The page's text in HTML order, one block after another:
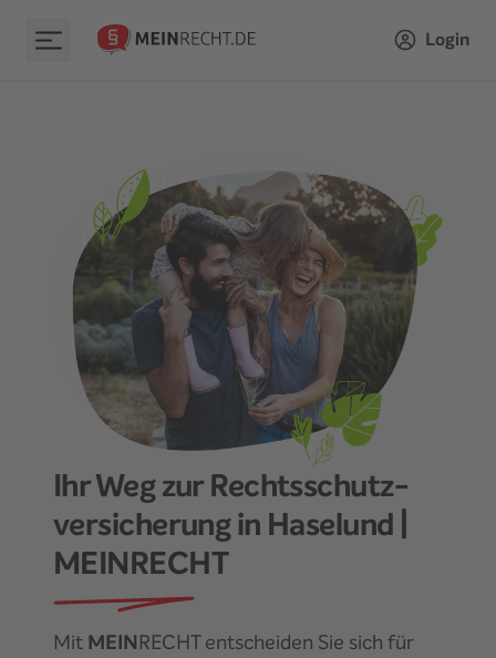
Login
Ihr Weg zur Rechtsschutz­
versicherungin Haselund
MEINRECHT
Mit MEINRECHT entscheiden Sie sich für